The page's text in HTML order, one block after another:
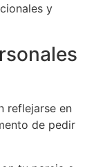
y
reflejarse en
de pedir